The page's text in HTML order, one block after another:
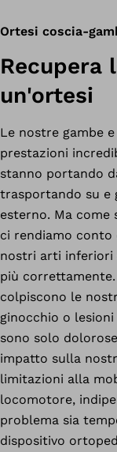
Ortesi coscia-
Recupera
un'ortesi
Le nostre gambe
prestazioni
stanno portando
trasportando su e
esterno. Ma come
ci rendiamo conto
nostri arti inferiori
più
colpiscono le
ginocchio o
sono solo
impatto sulla
limitazioni alla
locomotore,
problema sia
dispositivo